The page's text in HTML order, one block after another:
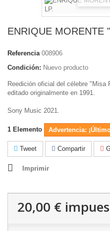
ENRIQUE MORENTE
Referencia 008906
Condición: Nuevo producto
Reedición oficial del célebre "Misa
editado originalmente en 1991.
Sony Music 2021.
1 Elemento Advertencia:
Tweet Compartir
Imprimir
20,00 €